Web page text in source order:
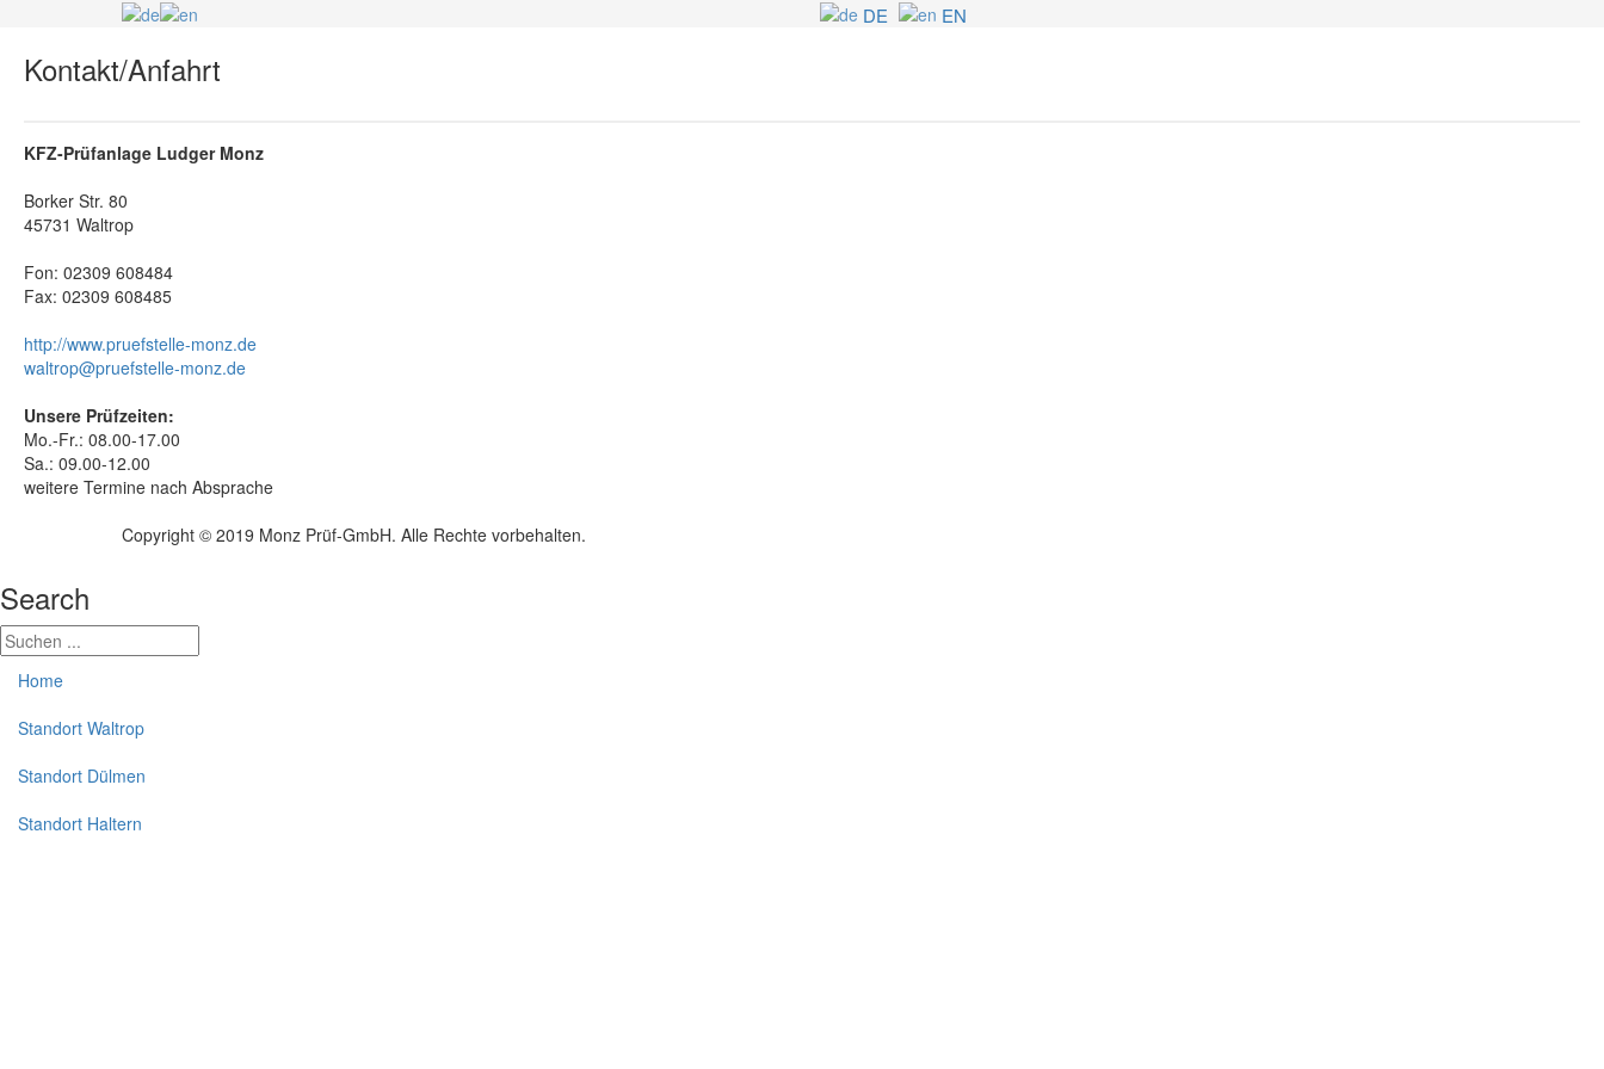
DE EN
Kontakt/Anfahrt
KFZ-Prüfanlage Ludger Monz
Borker Str. 80
45731 Waltrop
Fon: 02309 608484
Fax: 02309 608485
http://www.pruefstelle-monz.de
waltrop@pruefstelle-monz.de
Unsere Prüfzeiten:
Mo.-Fr.: 08.00-17.00
Sa.: 09.00-12.00
weitere Termine nach Absprache
Copyright © 2019 Monz Prüf-GmbH. Alle Rechte vorbehalten.
Search
Home
Standort Waltrop
Standort Dülmen
Standort Haltern